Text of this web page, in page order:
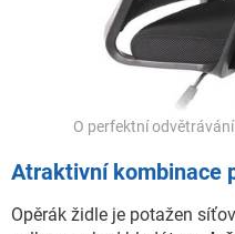
O perfektní
Atraktivní kombinace
Opěrák židle je potažen